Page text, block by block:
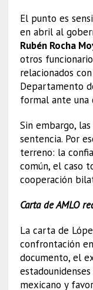
El punto es
en abril al
Rubén Rocha
otros
relacionados
Departamento
formal ante una
Sin embargo,
sentencia. Por
terreno: la
común, el caso
cooperación
Carta de AMLO
La carta de
confrontación
documento, el
mexicano y